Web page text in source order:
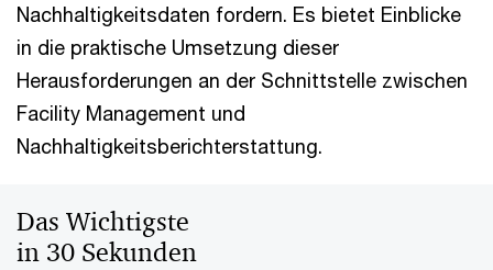
Nachhaltigkeitsdaten fordern. Es bietet Einblicke
in die praktische Umsetzung dieser
Herausforderungen an der Schnittstelle zwischen
Facility Management und
Nachhaltigkeitsberichterstattung.
Das Wichtigste
in 30 Sekunden